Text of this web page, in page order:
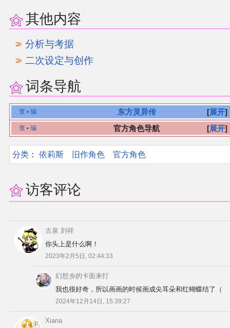
其他内容
分析与考据
二次设定与创作
词条导航
展开
查 • 编
东方灵异传
展开
查 • 编 官方角色导航
分类 ：​ 依莉斯 旧作角色 官方角色
访客评论
古泉 刘祥
你头上是什么啊！
2023年2月5日, 02:44:33
幻想乡的卡面来打
我也很好奇，所以画画的时候画成尖耳朵和红蝴蝶结了（
2024年12月14日, 15:39:27
Xiana
其他
联系管理员
关于THBWiki
捐款支持